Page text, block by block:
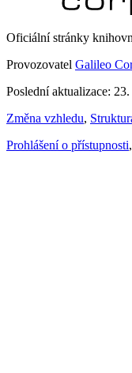
Oficiální stránky
Provozovatel Galileo
Poslední aktualizace:
Změna vzhledu,
Prohlášení o přístupnosti,